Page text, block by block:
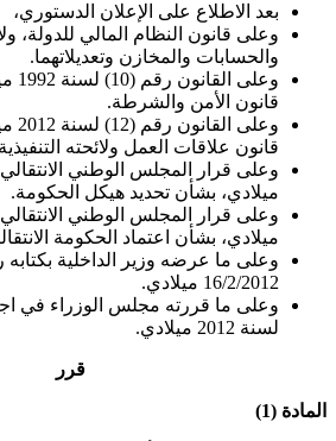
بعد الاطلاع على الإعلان الدستوري،
وعلى قانون النظام المالي للدولة،
والحسابات والمخازن وتعديلاتهما.
قانون الأمن والشرطة.
قانون علاقات العمل ولائحته
ميلادي، بشأن تحديد هيكل الحكومة.
ميلادي، بشأن اعتماد الحكومة
16/2/2012 ميلادي.
وعلى ما قررته مجلس الوزراء في
لسنة 2012 ميلادي.
قرر
المادة (1)